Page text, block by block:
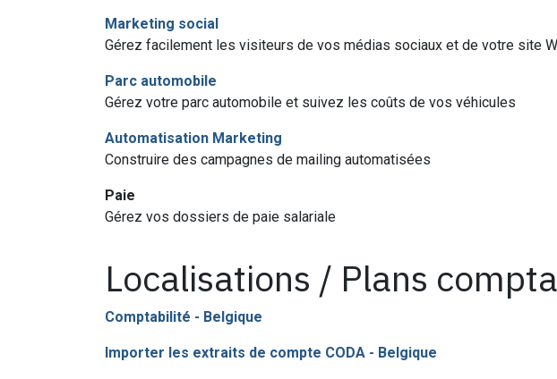
Marketing social
Gérez facilement les visiteurs de vos médias sociaux et de votre site
Parc automobile
Gérez votre parc automobile et suivez les coûts de vos véhicules
Automatisation Marketing
Construire des campagnes de mailing automatisées
Paie
Gérez vos dossiers de paie salariale
Localisations / Plans
Comptabilité - Belgique
Importer les extraits de compte CODA - Belgique